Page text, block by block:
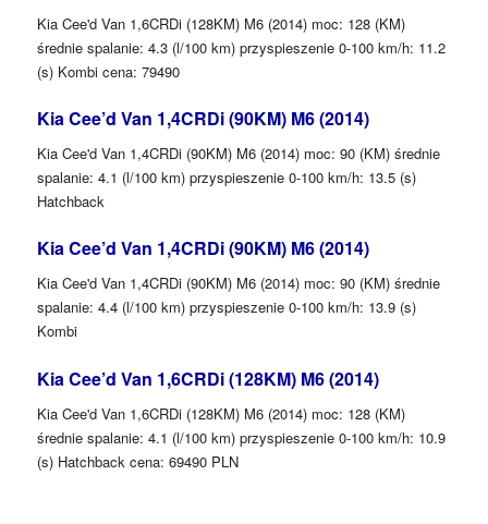
Kia Cee'd Van 1,6CRDi (128KM) M6 (2014) moc: 128 (KM)
średnie spalanie: 4.3 (l/100 km) przyspieszenie 0-100 km/h: 11.2
(s) Kombi cena: 79490
Kia Cee’d Van 1,4CRDi (90KM) M6 (2014)
Kia Cee'd Van 1,4CRDi (90KM) M6 (2014) moc: 90 (KM) średnie
spalanie: 4.1 (l/100 km) przyspieszenie 0-100 km/h: 13.5 (s)
Hatchback
Kia Cee’d Van 1,4CRDi (90KM) M6 (2014)
Kia Cee'd Van 1,4CRDi (90KM) M6 (2014) moc: 90 (KM) średnie
spalanie: 4.4 (l/100 km) przyspieszenie 0-100 km/h: 13.9 (s)
Kombi
Kia Cee’d Van 1,6CRDi (128KM) M6 (2014)
Kia Cee'd Van 1,6CRDi (128KM) M6 (2014) moc: 128 (KM)
średnie spalanie: 4.1 (l/100 km) przyspieszenie 0-100 km/h: 10.9
(s) Hatchback cena: 69490 PLN